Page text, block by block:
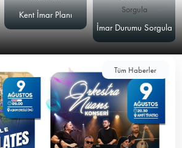
Kent İmar Planı
İmar Durumu Sorgula
Tüm Haberler